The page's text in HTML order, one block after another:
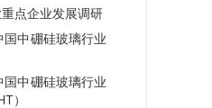
点企业发展调研
中硼硅玻璃行业
中硼硅玻璃行业
）